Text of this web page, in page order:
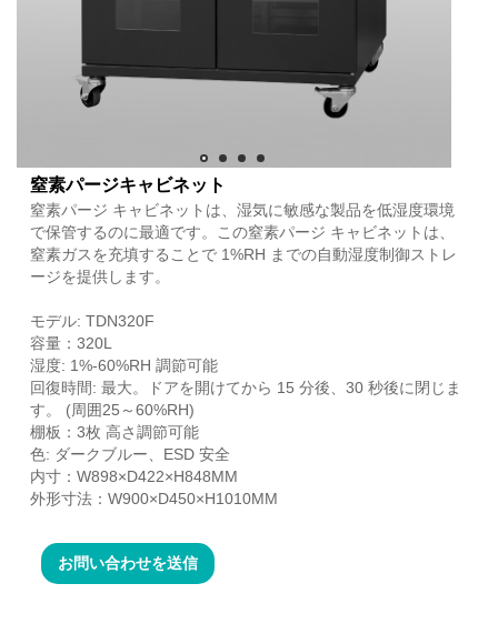
窒素パージキャビネット
窒素パージ キャビネットは、湿気に敏感な製品を低湿度環境
で保管するのに最適です。この窒素パージ キャビネットは、
窒素ガスを充填することで 1%RH までの自動湿度制御ストレ
ージを提供します。
モデル: TDN320F
容量：320L
湿度: 1%-60%RH 調節可能
回復時間: 最大。ドアを開けてから 15 分後、30 秒後に閉じま
す。 (周囲25～60%RH)
棚板：3枚 高さ調節可能
色: ダークブルー、ESD 安全
内寸：W898×D422×H848MM
外形寸法：W900×D450×H1010MM
お問い合わせを送信